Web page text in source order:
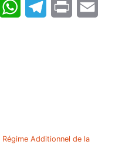
FacebookWhatsAppTelegram
Print
Régime Additionnel de la